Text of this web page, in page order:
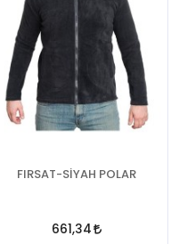
FIRSAT-SİYAH POLAR
661,34